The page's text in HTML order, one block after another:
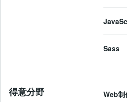
Sass
得意分野 Web制